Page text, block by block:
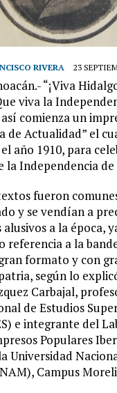
RIVERA 23
“¡Viva
viva la
comienza un
de Actualidad” el
año 1910, para
la Independencia de
fueron
y se vendían a
a la época,
referencia a la
formato y con
según lo
Carbajal,
de Estudios
e integrante del
Populares
Universidad
Campus